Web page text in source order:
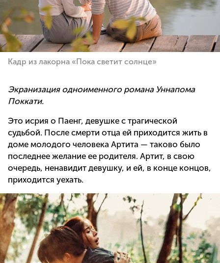
Кадр из лакорна «Пока светит солнце»
Экранизация одноименного романа Уннапома
Поккати.
Это исрия о Паенг, девушке с трагической
судьбой. После смерти отца ей приходится жить в
доме молодого человека Артита — таково было
последнее желание ее родителя. Артит, в свою
очередь, ненавидит девушку, и ей, в конце концов,
приходится уехать.